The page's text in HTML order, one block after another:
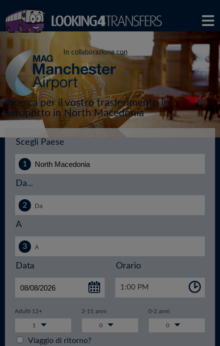
In collaborazione con
Ricerca per il vostro trasferimento in
aeroporto in North Macedonia
Scegli Paese
Da...
A
Data Orario
1:00 PM
Adulti 12+ 2-11 anni 0-2 anni
1 0 0
Viaggio di ritorno?